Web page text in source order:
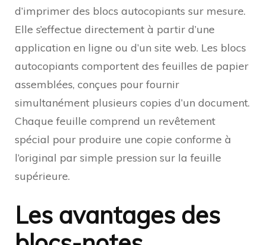
d’imprimer des blocs autocopiants sur mesure.
Elle s’effectue directement à partir d’une
application en ligne ou d’un site web. Les blocs
autocopiants comportent des feuilles de papier
assemblées, conçues pour fournir
simultanément plusieurs copies d’un document.
Chaque feuille comprend un revêtement
spécial pour produire une copie conforme à
l’original par simple pression sur la feuille
supérieure.
Les avantages des